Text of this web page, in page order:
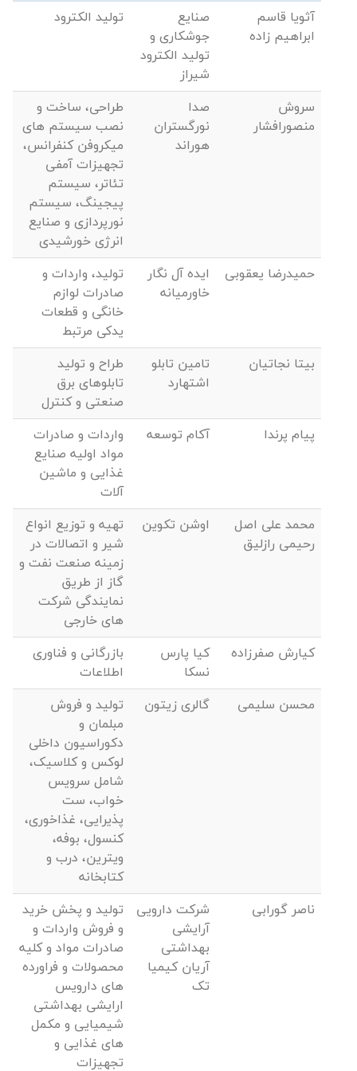
آثویا قاسم
ابراهیم زاده
صنایع
جوشکاری و
تولید الکترود
شیراز
تولید الکترود
سروش
منصورافشار
صدا
نورگستران
هوراند
طراحی، ساخت و
نصب سیستم های
میکروفن کنفرانس،
تجهیزات آمفی
تئاتر، سیستم
پیجینگ، سیستم
نورپردازی و صنایع
انرژی خورشیدی
حمیدرضا یعقوبی
ایده آل نگار
خاورمیانه
تولید، واردات و
صادرات لوازم
خانگی و قطعات
یدکی مرتبط
بیتا نجاتیان
تامین تابلو
اشتهارد
طراح و تولید
تابلوهای برق
صنعتی و کنترل
پیام پرندا
آکام توسعه
واردات و صادرات
مواد اولیه صنایع
غذایی و ماشین
آلات
محمد علی اصل
رحیمی رازلیق
اوشن تکوین
تهیه و توزیع انواع
شیر و اتصالات در
زمینه صنعت نفت و
گاز از طریق
نمایندگی شرکت
های خارجی
کیارش صفرزاده
کیا پارس
نسکا
بازرگانی و فناوری
اطلاعات
محسن سلیمی
گالری زیتون
تولید و فروش
مبلمان و
دکوراسیون داخلی
لوکس و کلاسیک،
شامل سرویس
خواب، ست
پذیرایی، غذاخوری،
کنسول، بوفه،
ویترین، درب و
کتابخانه
ناصر گورابی
شرکت دارویی
آرایشی
بهداشتی
آریان کیمیا
تک
تولید و پخش خرید
و فروش واردات و
صادرات مواد و کلیه
محصولات و فراورده
های دارویس
ارایشی بهداشتی
شیمیایی و مکمل
های غذایی و
تجهیزات